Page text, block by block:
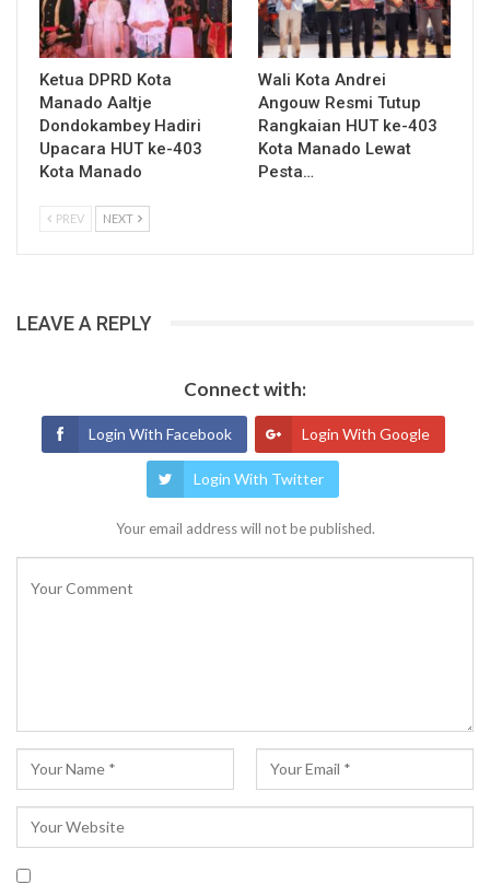
Ketua DPRD Kota
Manado Aaltje
Dondokambey Hadiri
Upacara HUT ke-403
Kota Manado
Wali Kota Andrei
Angouw Resmi Tutup
Rangkaian HUT ke-403
Kota Manado Lewat
Pesta…
PREV NEXT
LEAVE A REPLY
Connect with:
Login With Facebook Login With Google
Login With Twitter
Your email address will not be published.